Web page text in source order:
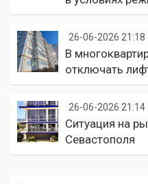
26-06-2026 21:18
В
отключать
26-06-2026 21:14
Ситуация на
Севастополя